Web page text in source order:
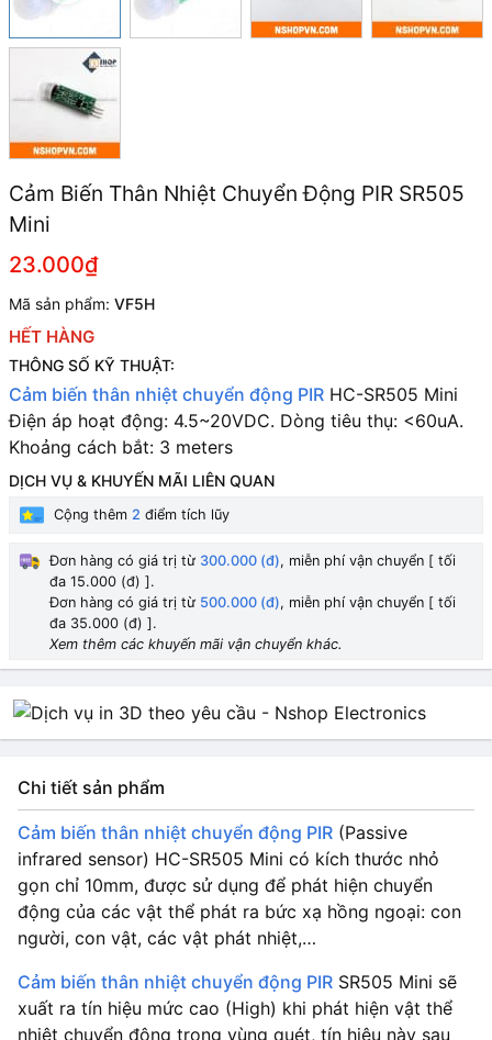
Cảm Biến Thân Nhiệt Chuyển Động PIR SR505
Mini
23.000₫
Mã sản phẩm: VF5H
HẾT HÀNG
THÔNG SỐ KỸ THUẬT:
Cảm biến thân nhiệt chuyển động PIR HC-SR505 Mini
Điện áp hoạt động: 4.5~20VDC. Dòng tiêu thụ: <60uA.
Khoảng cách bắt: 3 meters
DỊCH VỤ & KHUYẾN MÃI LIÊN QUAN
Cộng thêm 2 điểm tích lũy
Đơn hàng có giá trị từ 300.000 (đ), miễn phí vận chuyển [ tối
đa 15.000 (đ) ].
Đơn hàng có giá trị từ 500.000 (đ), miễn phí vận chuyển [ tối
đa 35.000 (đ) ].
Xem thêm các khuyến mãi vận chuyển khác.
Chi tiết sản phẩm
Cảm biến thân nhiệt chuyển động PIR (Passive
infrared sensor) HC-SR505 Mini có kích thước nhỏ
gọn chỉ 10mm, được sử dụng để phát hiện chuyển
động của các vật thể phát ra bức xạ hồng ngoại: con
người, con vật, các vật phát nhiệt,…
Cảm biến thân nhiệt chuyển động PIR SR505 Mini sẽ
xuất ra tín hiệu mức cao (High) khi phát hiện vật thể
nhiệt chuyển động trong vùng quét, tín hiệu này sau